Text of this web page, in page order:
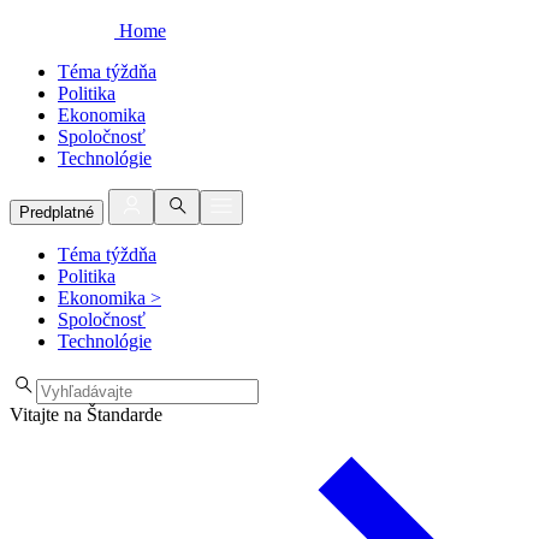
Home
Téma týždňa
Politika
Ekonomika
Spoločnosť
Technológie
Predplatné
Téma týždňa
Politika
Ekonomika >
Spoločnosť
Technológie
Vitajte na Štandarde